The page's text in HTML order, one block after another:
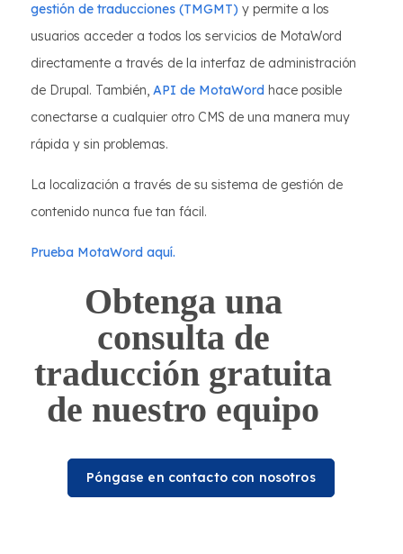
gestión de traducciones (TMGMT) y permite a los
usuarios acceder a todos los servicios de MotaWord
directamente a través de la interfaz de administración
de Drupal. También, API de MotaWord hace posible
conectarse a cualquier otro CMS de una manera muy
rápida y sin problemas.
La localización a través de su sistema de gestión de
contenido nunca fue tan fácil.
Prueba MotaWord aquí.
Obtenga una
consulta de
traducción gratuita
de nuestro equipo
Póngase en contacto con nosotros